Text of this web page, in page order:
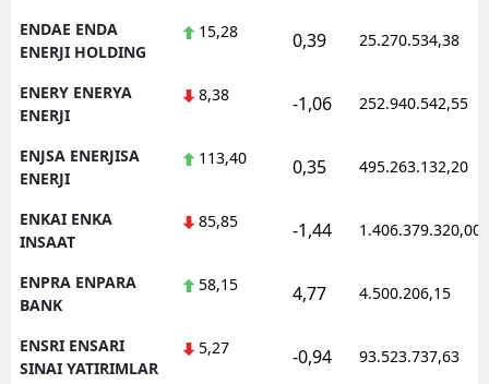
ENDAE ENDA
ENERJI HOLDING
15,28 0,39 25.270.534,38
ENERY ENERYA
ENERJI
8,38 -1,06 252.940.542,55
ENJSA ENERJISA
ENERJI
113,40 0,35 495.263.132,20
ENKAI ENKA
INSAAT
85,85 -1,44 1.406.379.320,00
ENPRA ENPARA
BANK
58,15 4,77 4.500.206,15
ENSRI ENSARI
SINAI YATIRIMLAR
5,27 -0,94 93.523.737,63